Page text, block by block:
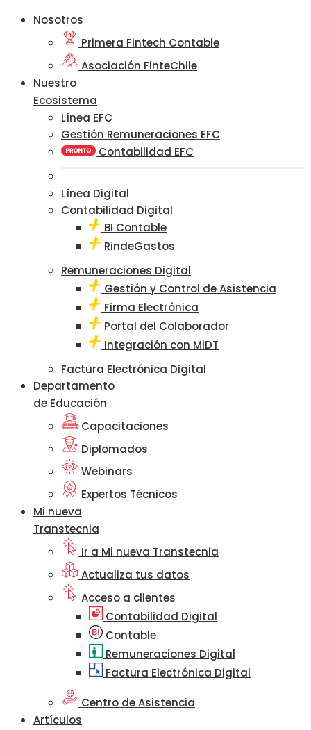
Nosotros
Primera Fintech Contable
Asociación FinteChile
Nuestro
Ecosistema
Línea EFC
Gestión Remuneraciones EFC
Contabilidad EFC
Línea Digital
Contabilidad Digital
BI Contable
RindeGastos
Remuneraciones Digital
Gestión y Control de Asistencia
Firma Electrónica
Portal del Colaborador
Integración con MiDT
Factura Electrónica Digital
Departamento
de Educación
Capacitaciones
Diplomados
Webinars
Expertos Técnicos
Mi nueva
Transtecnia
Ir a Mi nueva Transtecnia
Actualiza tus datos
Acceso a clientes
Contabilidad Digital
Contable
Remuneraciones Digital
Factura Electrónica Digital
Centro de Asistencia
Artículos